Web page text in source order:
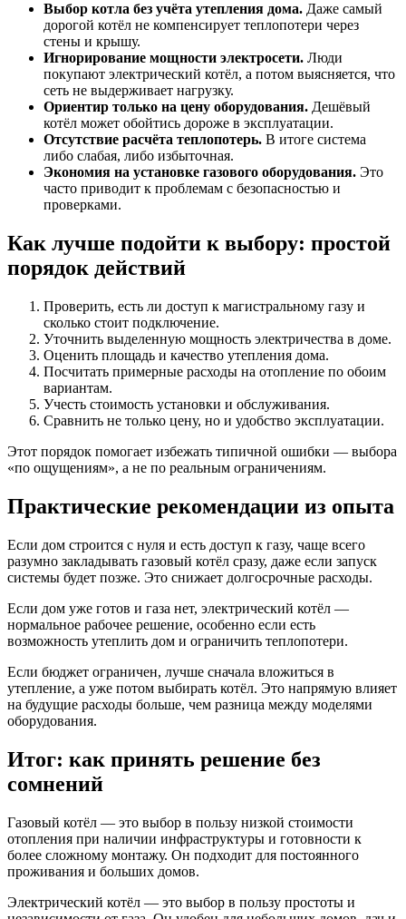
Выбор котла без учёта утепления дома. Даже самый
дорогой котёл не компенсирует теплопотери через
стены и крышу.
Игнорирование мощности электросети. Люди
покупают электрический котёл, а потом выясняется, что
сеть не выдерживает нагрузку.
Ориентир только на цену оборудования. Дешёвый
котёл может обойтись дороже в эксплуатации.
Отсутствие расчёта теплопотерь. В итоге система
либо слабая, либо избыточная.
Экономия на установке газового оборудования. Это
часто приводит к проблемам с безопасностью и
проверками.
Как лучше подойти к выбору: простой
порядок действий
Проверить, есть ли доступ к магистральному газу и
сколько стоит подключение.
Уточнить выделенную мощность электричества в доме.
Оценить площадь и качество утепления дома.
Посчитать примерные расходы на отопление по обоим
вариантам.
Учесть стоимость установки и обслуживания.
Сравнить не только цену, но и удобство эксплуатации.
Этот порядок помогает избежать типичной ошибки — выбора
«по ощущениям», а не по реальным ограничениям.
Практические рекомендации из опыта
Если дом строится с нуля и есть доступ к газу, чаще всего
разумно закладывать газовый котёл сразу, даже если запуск
системы будет позже. Это снижает долгосрочные расходы.
Если дом уже готов и газа нет, электрический котёл —
нормальное рабочее решение, особенно если есть
возможность утеплить дом и ограничить теплопотери.
Если бюджет ограничен, лучше сначала вложиться в
утепление, а уже потом выбирать котёл. Это напрямую влияет
на будущие расходы больше, чем разница между моделями
оборудования.
Итог: как принять решение без
сомнений
Газовый котёл — это выбор в пользу низкой стоимости
отопления при наличии инфраструктуры и готовности к
более сложному монтажу. Он подходит для постоянного
проживания и больших домов.
Электрический котёл — это выбор в пользу простоты и